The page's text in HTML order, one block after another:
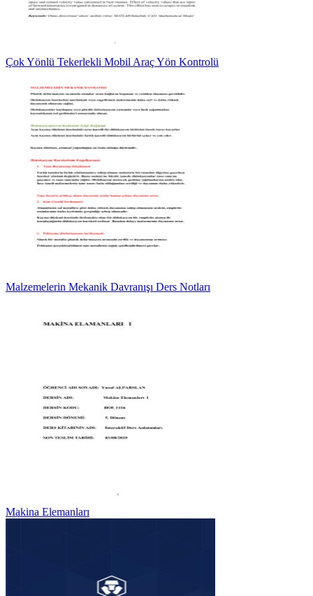
Çok Yönlü Tekerlekli Mobil Araç Yön Kontrolü
Malzemelerin Mekanik Davranışı Ders Notları
Makina Elemanları